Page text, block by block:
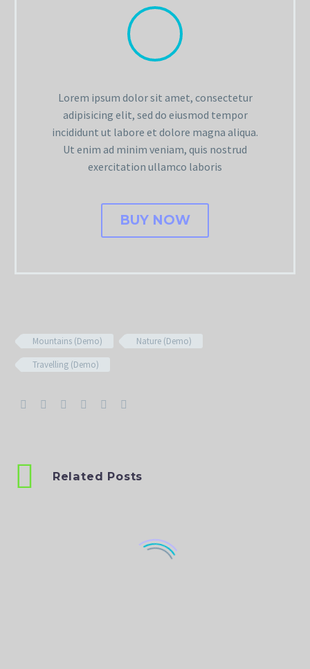
Lorem ipsum dolor sit amet, consectetur
adipisicing elit, sed do eiusmod tempor
incididunt ut labore et dolore magna aliqua.
Ut enim ad minim veniam, quis nostrud
exercitation ullamco laboris
BUY NOW
Mountains (Demo)
Nature (Demo)
Travelling (Demo)
Related Posts